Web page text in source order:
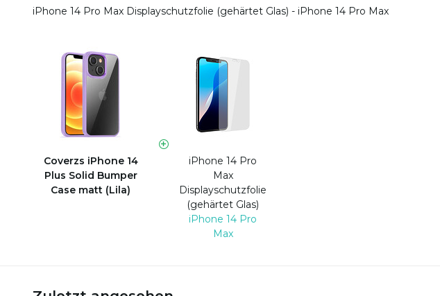
iPhone 14 Pro Max Displayschutzfolie (gehärtet Glas) - iPhone 14 Pro Max
Coverzs iPhone 14
Plus Solid Bumper
Case matt (Lila)
iPhone 14 Pro
Max
Displayschutzfolie
(gehärtet Glas)
iPhone 14 Pro
Max